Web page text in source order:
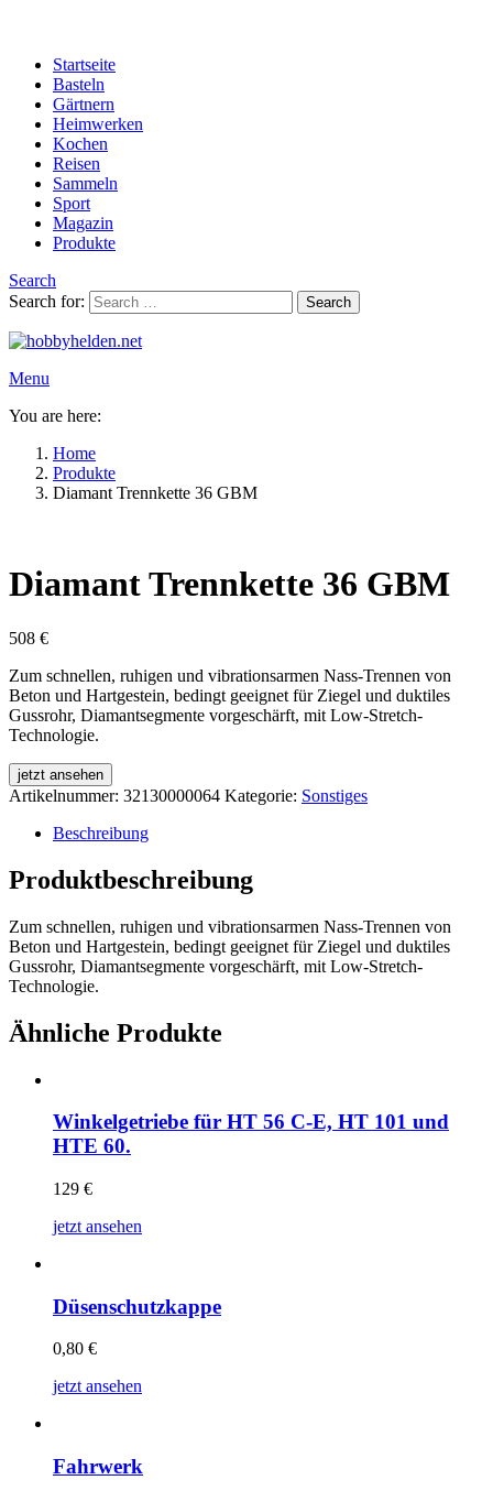
Startseite
Basteln
Gärtnern
Heimwerken
Kochen
Reisen
Sammeln
Sport
Magazin
Produkte
Search
Search for:
Search
Menu
You are here:
Home
Produkte
Diamant Trennkette 36 GBM
Diamant Trennkette 36 GBM
508 €
Zum schnellen, ruhigen und vibrationsarmen Nass-Trennen von
Beton und Hartgestein, bedingt geeignet für Ziegel und duktiles
Gussrohr, Diamantsegmente vorgeschärft, mit Low-Stretch-
Technologie.
jetzt ansehen
Artikelnummer: 32130000064 Kategorie: Sonstiges
Beschreibung
Produktbeschreibung
Zum schnellen, ruhigen und vibrationsarmen Nass-Trennen von
Beton und Hartgestein, bedingt geeignet für Ziegel und duktiles
Gussrohr, Diamantsegmente vorgeschärft, mit Low-Stretch-
Technologie.
Ähnliche Produkte
Winkelgetriebe für HT 56 C-E, HT 101 und
HTE 60.
129 €
jetzt ansehen
Düsenschutzkappe
0,80 €
jetzt ansehen
Fahrwerk